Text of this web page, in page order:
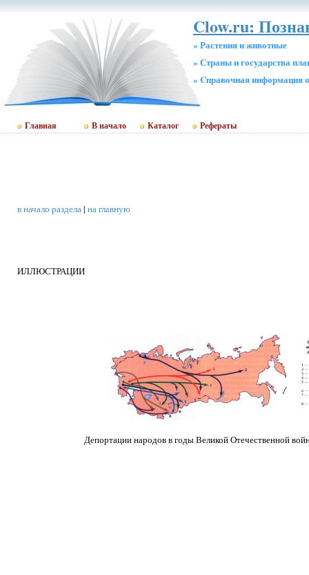
Clow.ru:
» Растения и животные
» Страны и государства
» Cправочная информация
Главная В начало Каталог Рефераты
в начало раздела| на главную
ИЛЛЮСТРАЦИИ
Депортации народов в годы Великой Отечественной